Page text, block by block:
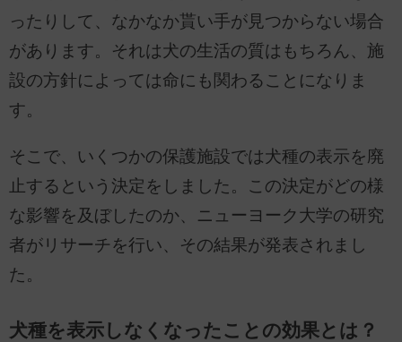
ったりして、なかなか貰い手が見つからない場合
があります。それは犬の生活の質はもちろん、施
設の方針によっては命にも関わることになりま
す。
そこで、いくつかの保護施設では犬種の表示を廃
止するという決定をしました。この決定がどの様
な影響を及ぼしたのか、ニューヨーク大学の研究
者がリサーチを行い、その結果が発表されまし
た。
犬種を表示しなくなったことの効果とは？